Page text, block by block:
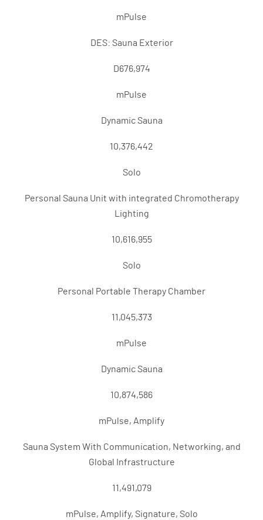
mPulse
DES: Sauna Exterior
D676,974
mPulse
Dynamic Sauna
10,376,442
Solo
Personal Sauna Unit with integrated Chromotherapy
Lighting
10,616,955
Solo
Personal Portable Therapy Chamber
11,045,373
mPulse
Dynamic Sauna
10,874,586
mPulse, Amplify
Sauna System With Communication, Networking, and
Global Infrastructure
11,491,079
mPulse, Amplify, Signature, Solo